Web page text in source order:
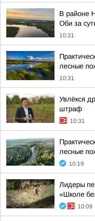
В районе
Оби за
10:31
лесные
10:31
Увлёкся
штраф
10:31
лесные
10:19
Лидеры
«Школе
10:09